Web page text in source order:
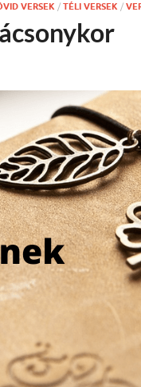
VERSEK / TÉLI VERSEK /